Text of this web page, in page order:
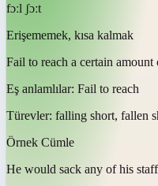
fɔːl ʃɔːt
Erişememek, kısa kalmak
Fail to reach a certain amount
Eş anlamlılar: Fail to reach
Türevler: falling short, fallen
Örnek Cümle
He would sack any of his